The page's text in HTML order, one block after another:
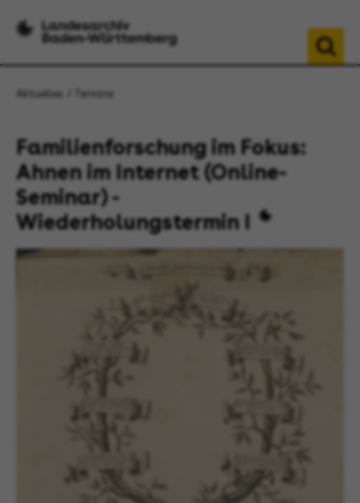
Aktuelles Termine
Familienforschung im Fokus:
Ahnen im Internet (Online-
Seminar) -
Wiederholungstermin I